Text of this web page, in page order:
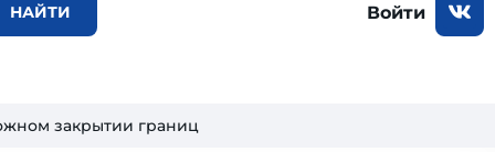
Войти
закрытии границ